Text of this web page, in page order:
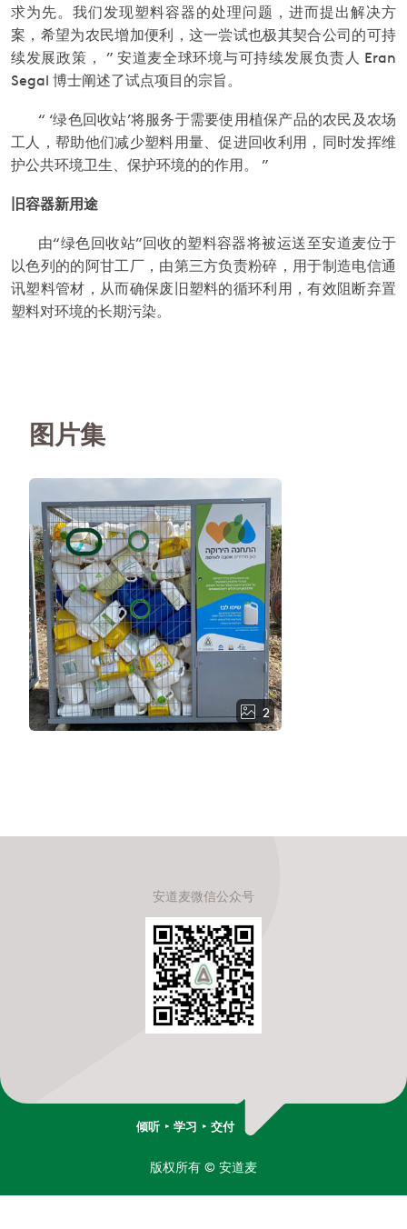
求为先。我们发现塑料容器的处理问题，进而提出解决方
案，希望为农民增加便利，这一尝试也极其契合公司的可持
续发展政策， ” 安道麦全球环境与可持续发展负责人 Eran
Segal 博士阐述了试点项目的宗旨。
“ ‘绿色回收站’将服务于需要使用植保产品的农民及农场
工人，帮助他们减少塑料用量、促进回收利用，同时发挥维
护公共环境卫生、保护环境的的作用。
”
旧容器新用途
由“绿色回收站”回收的塑料容器将被运送至安道麦位于
以色列的的阿甘工厂，由第三方负责粉碎，用于制造电信通
讯塑料管材，从而确保废旧塑料的循环利用，有效阻断弃置
塑料对环境的长期污染。
图片集
2
安道麦微信公众号
倾听 学习 交付
版权所有 © 安道麦